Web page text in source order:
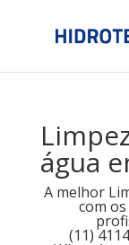
água
A melhor
com
(11)